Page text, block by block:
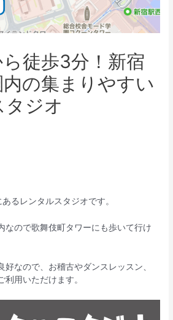
徒歩3分！新宿
の集まりやすい
タジオ
るレンタルスタジオです。
なので歌舞伎町タワーにも歩いて行け
なので、お稽古やダンスレッスン、
用いただけます。